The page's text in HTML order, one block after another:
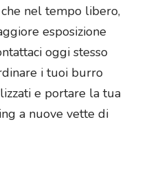
nel tempo libero,
esposizione
oggi stesso
i tuoi burro
e portare la tua
a nuove vette di